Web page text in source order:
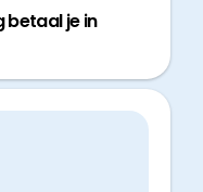
betaal je in